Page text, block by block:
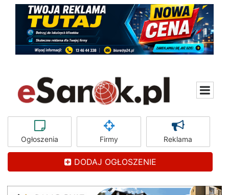
Ogłoszenia Firmy Reklama
DODAJ OGŁOSZENIE